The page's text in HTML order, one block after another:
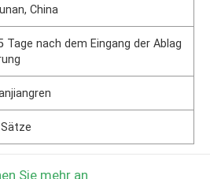
China
Tage nach dem Eingang der Ablag
Sie mehr an